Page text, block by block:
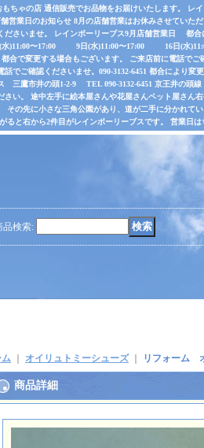
もちゃの店 通信販売でお品物をお届けいたします。
業日のお知らせ 8月の店舗営業はお休みさせていた
ださいませ。 レインボーリーブス9月店舗営業日 都
水)11:00〜17:00 9日(水)11:00〜17:00 16日(水
合で変更する場合もございます。 ご来店前に電話で
でご確認くださいませ。090-3132-6451 都合により
三鷹市井の頭1-2-9 TEL 090-3132-6451 京王井の頭
い。 途中左手に絵本屋さんや花屋さんペット屋さ
その先に小さな三角公園があり、道が二手に分かれ
ると右から2件目がレインボーリーブスです。 営業日は
品検索:
オイリュトミーシューズ｜ リフォーム
商品詳細